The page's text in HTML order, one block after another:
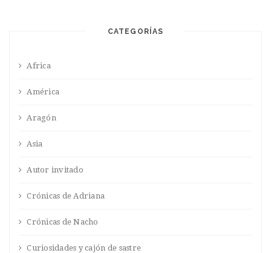
CATEGORÍAS
Africa
América
Aragón
Asia
Autor invitado
Crónicas de Adriana
Crónicas de Nacho
Curiosidades y cajón de sastre